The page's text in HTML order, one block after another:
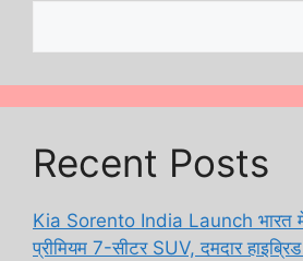
Recent Posts
Kia Sorento India Launch भारत
प्रीमियम 7-सीटर SUV, दमदार